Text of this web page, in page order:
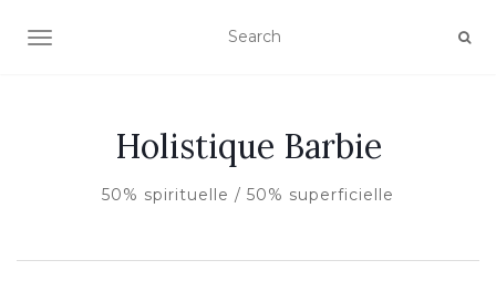
AFFICHER/MASQUER LA NAVIGATION
Holistique Barbie
50% spirituelle / 50% superficielle